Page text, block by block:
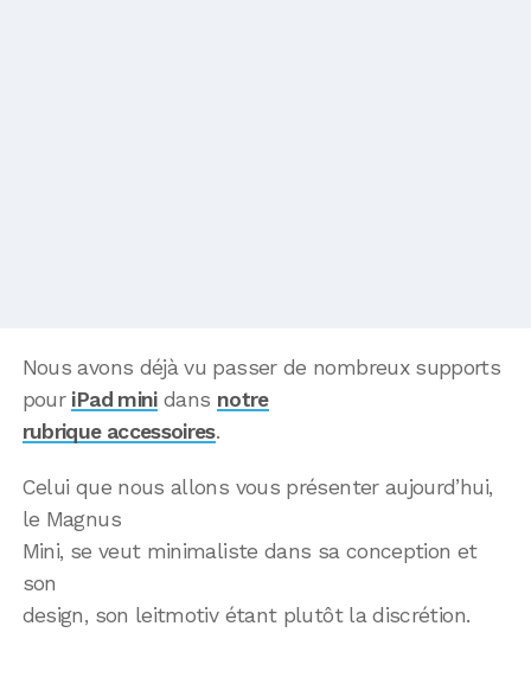
Nous avons déjà vu passer de nombreux supports
pour iPad minidans notre
rubrique accessoires.
Celui que nous allons vous présenter aujourd’hui,
le Magnus
Mini, se veut minimaliste dans sa conception et
son
design, son leitmotiv étant plutôt la discrétion.